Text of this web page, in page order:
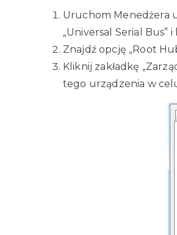
Uruchom Menedżera
„Universal Serial Bus”
Znajdź opcję „Root
Kliknij zakładkę
tego urządzenia w